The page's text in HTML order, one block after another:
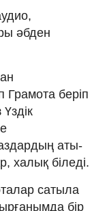
әбден
Грамота беріп
аты-
халық біледі.
сатыла
бір